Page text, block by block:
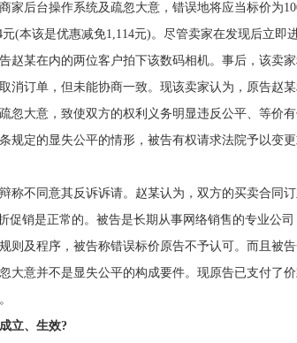
家后台操作系统及疏忽大意，错误地将应当标价为
(本该是优惠减免1,114元)。尽管卖家在发现后立即
赵某在内的两位客户拍下该数码相机。事后，该卖
消订单，但未能协商一致。现该卖家认为，原告赵某
忽大意，致使双方的权利义务明显违反公平、等价
规定的显失公平的情形，被告有权请求法院予以变
不同意其反诉诉请。赵某认为，双方的买卖合同订
促销是正常的。被告是长期从事网络销售的专业公司
则及程序，被告称错误标价原告不予认可。而且被
大意并不是显失公平的构成要件。现原告已支付了价
立、生效?